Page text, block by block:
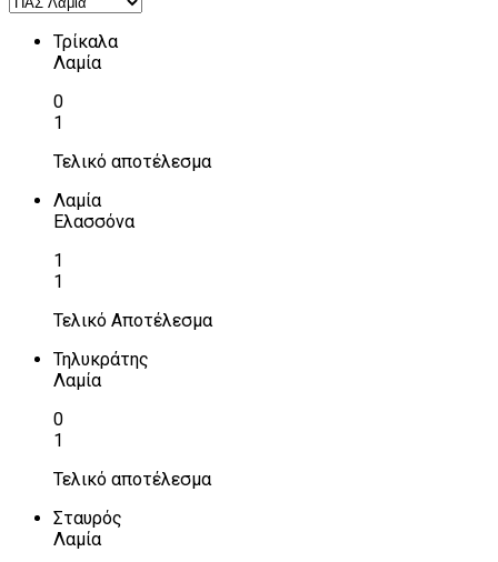
Τρίκαλα
Λαμία
0
1
Τελικό αποτέλεσμα
Λαμία
Ελασσόνα
1
1
Τελικό Αποτέλεσμα
Τηλυκράτης
Λαμία
0
1
Τελικό αποτέλεσμα
Σταυρός
Λαμία